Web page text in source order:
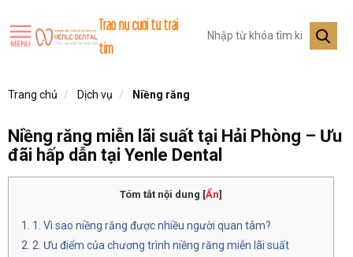
Trao nụ cười từ trái
tim
Trang chủ Dịch vụ Niềng răng
Niềng răng miễn lãi suất tại Hải Phòng – Ưu
đãi hấp dẫn tại Yenle Dental
Tóm tắt nội dung [Ẩn]
1. Vì sao niềng răng được nhiều người quan tâm?
2. Ưu điểm của chương trình niềng răng miễn lãi suất